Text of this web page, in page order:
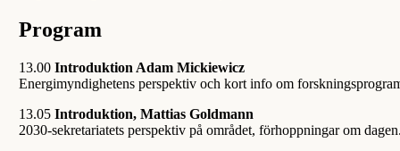
Program
13.00Introduktion Adam Mickiewicz
Energimyndighetens perspektiv och kort info om
13.05 Introduktion, Mattias Goldmann
2030-sekretariatets perspektiv på området, förhoppningar om